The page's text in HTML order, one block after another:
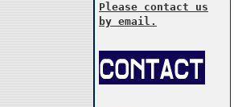
Please contact us
by email.